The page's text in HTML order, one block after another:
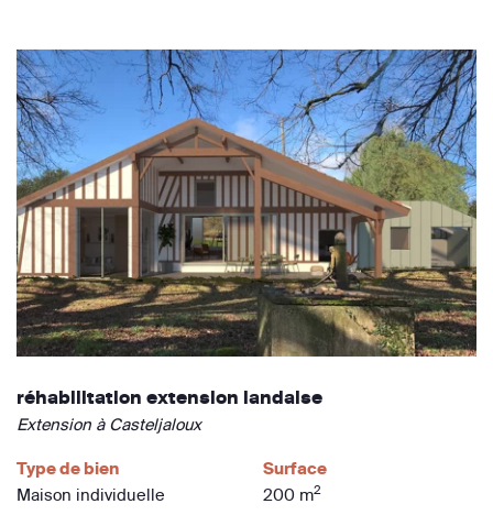
réhabilitation extension landaise
Extension à Casteljaloux
Type de bien
Maison individuelle
Surface
200 m2